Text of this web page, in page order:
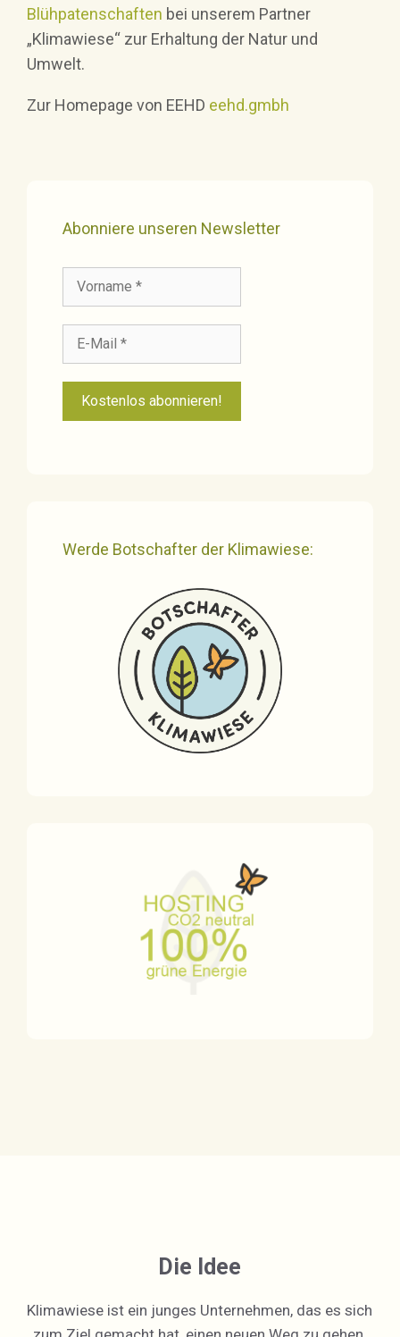
Blühpatenschaften bei unserem Partner
„Klimawiese“ zur Erhaltung der Natur und
Umwelt.
Zur Homepage von EEHD eehd.gmbh
Abonniere unseren Newsletter
Werde Botschafter der Klimawiese:
Die Idee
Klimawiese ist ein junges Unternehmen, das es sich